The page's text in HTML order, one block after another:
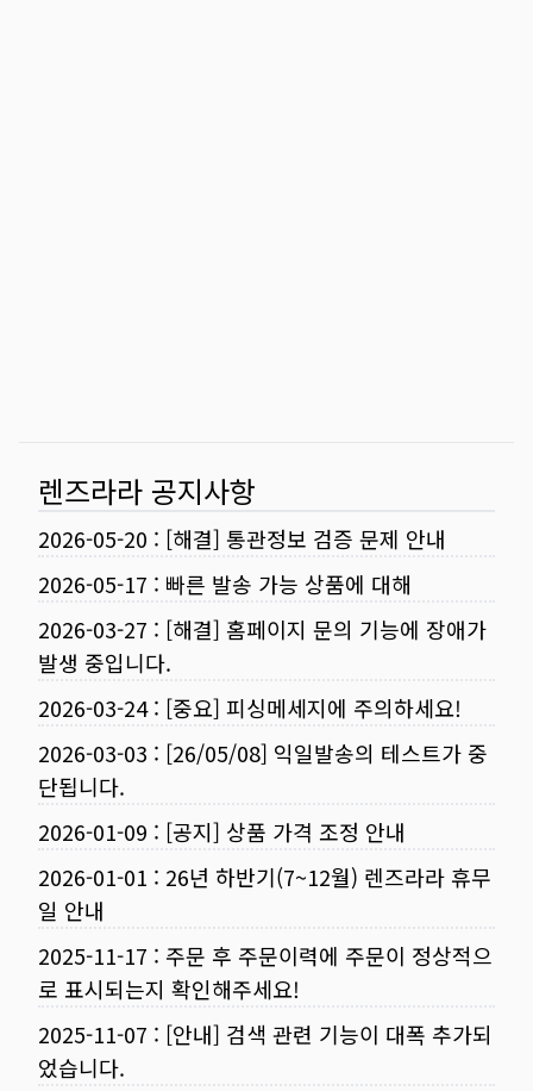
렌즈라라 공지사항
2026-05-20 : [해결] 통관정보 검증 문제 안내
2026-05-17 : 빠른 발송 가능 상품에 대해
2026-03-27 : [해결] 홈페이지 문의 기능에 장애가
발생 중입니다.
2026-03-24: [중요] 피싱메세지에 주의하세요!
2026-03-03 : [26/05/08] 익일발송의 테스트가 중
단됩니다.
2026-01-09 : [공지] 상품 가격 조정 안내
2026-01-01 : 26년 하반기(7~12월) 렌즈라라 휴무
일 안내
2025-11-17 : 주문 후 주문이력에 주문이 정상적으
로 표시되는지 확인해주세요!
2025-11-07 : [안내] 검색 관련 기능이 대폭 추가되
었습니다.